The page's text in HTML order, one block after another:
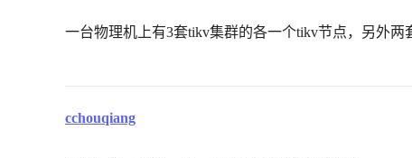
一台物理机上有3套tikv集群的各一个tikv节点，另外两
cchouqiang